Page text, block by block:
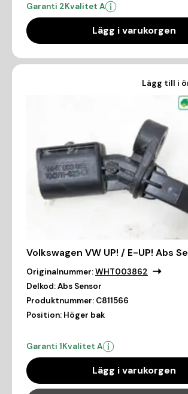
Garanti 2Kvalitet A
Lägg i varukorgen
Lägg till i
Volkswagen VW UP! / E-UP! Abs
Originalnummer:WHT003862
Delkod:Abs Sensor
Produktnummer: C811566
Position: Höger bak
Garanti 1Kvalitet A
Lägg i varukorgen